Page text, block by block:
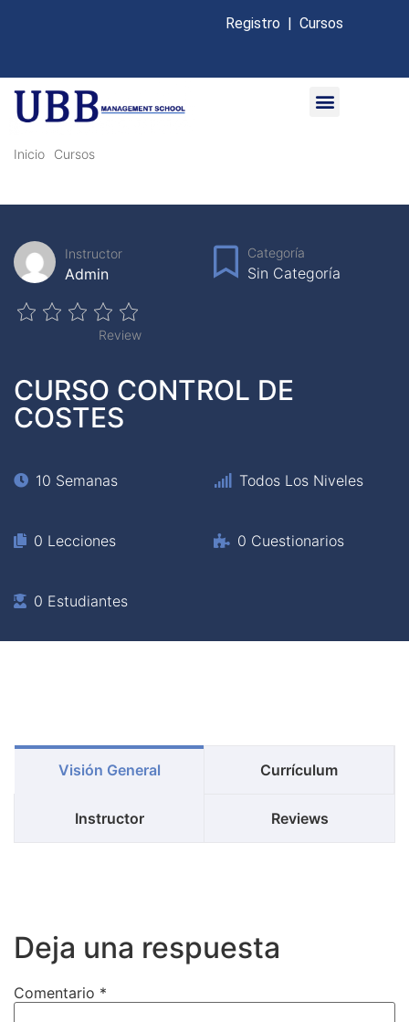
Registro |Cursos
Inicio Cursos
Instructor
Admin
Categoría
Sin Categoría
Review
CURSO CONTROL DE
COSTES
10 Semanas Todos Los Niveles
0 Lecciones 0 Cuestionarios
0 Estudiantes
Visión General Currículum
Instructor Reviews
Deja una respuesta
Comentario *